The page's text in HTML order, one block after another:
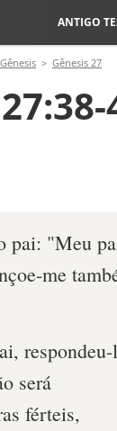
ANTIGO
Gênesis Gênesis 27
pai: "Meu
me
será
férteis,